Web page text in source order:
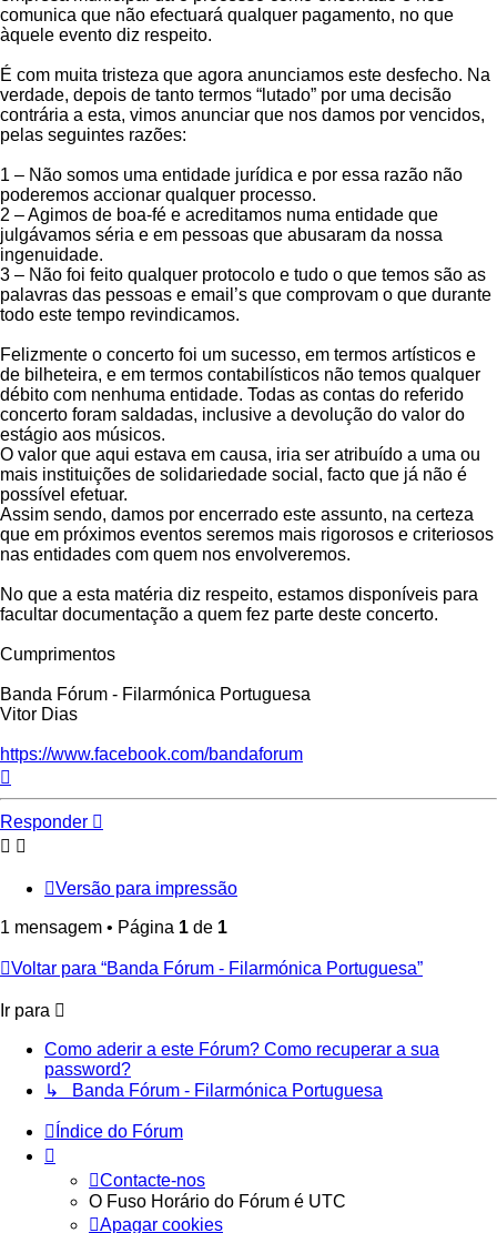
comunica que não efectuará qualquer pagamento, no que
àquele evento diz respeito.
É com muita tristeza que agora anunciamos este desfecho. Na
verdade, depois de tanto termos “lutado” por uma decisão
contrária a esta, vimos anunciar que nos damos por vencidos,
pelas seguintes razões:
1 – Não somos uma entidade jurídica e por essa razão não
poderemos accionar qualquer processo.
2 – Agimos de boa-fé e acreditamos numa entidade que
julgávamos séria e em pessoas que abusaram da nossa
ingenuidade.
3 – Não foi feito qualquer protocolo e tudo o que temos são as
palavras das pessoas e email’s que comprovam o que durante
todo este tempo revindicamos.
Felizmente o concerto foi um sucesso, em termos artísticos e
de bilheteira, e em termos contabilísticos não temos qualquer
débito com nenhuma entidade. Todas as contas do referido
concerto foram saldadas, inclusive a devolução do valor do
estágio aos músicos.
O valor que aqui estava em causa, iria ser atribuído a uma ou
mais instituições de solidariedade social, facto que já não é
possível efetuar.
Assim sendo, damos por encerrado este assunto, na certeza
que em próximos eventos seremos mais rigorosos e criteriosos
nas entidades com quem nos envolveremos.
No que a esta matéria diz respeito, estamos disponíveis para
facultar documentação a quem fez parte deste concerto.
Cumprimentos
Banda Fórum - Filarmónica Portuguesa
Vitor Dias
https://www.facebook.com/bandaforum
Responder
Versão para impressão
1 mensagem • Página 1 de 1
Voltar para “Banda Fórum - Filarmónica Portuguesa”
Ir para
Como aderir a este Fórum? Como recuperar a sua
password?
↳ Banda Fórum - Filarmónica Portuguesa
Índice do Fórum
Contacte-nos
O Fuso Horário do Fórum é UTC
Apagar cookies